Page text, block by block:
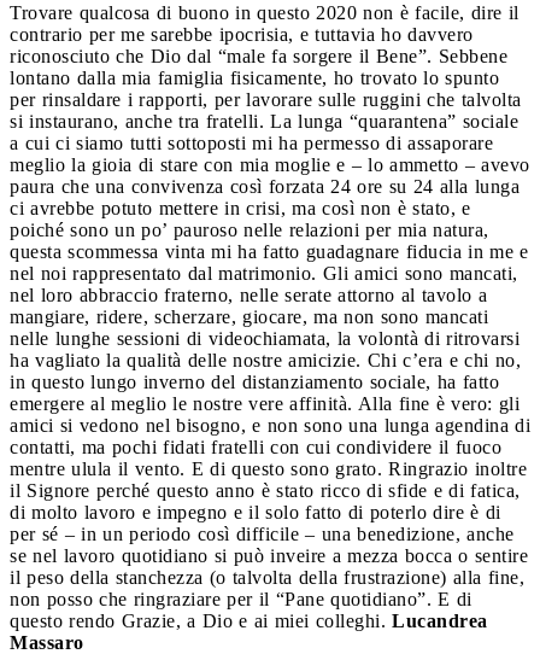
Trovare qualcosa di buono in questo 2020 non è facile, dire il
contrario per me sarebbe ipocrisia, e tuttavia ho davvero
riconosciuto che Dio dal “male fa sorgere il Bene”. Sebbene
lontano dalla mia famiglia fisicamente, ho trovato lo spunto
per rinsaldare i rapporti, per lavorare sulle ruggini che talvolta
si instaurano, anche tra fratelli. La lunga “quarantena” sociale
a cui ci siamo tutti sottoposti mi ha permesso di assaporare
meglio la gioia di stare con mia moglie e – lo ammetto – avevo
paura che una convivenza così forzata 24 ore su 24 alla lunga
ci avrebbe potuto mettere in crisi, ma così non è stato, e
poiché sono un po’ pauroso nelle relazioni per mia natura,
questa scommessa vinta mi ha fatto guadagnare fiducia in me e
nel noi rappresentato dal matrimonio. Gli amici sono mancati,
nel loro abbraccio fraterno, nelle serate attorno al tavolo a
mangiare, ridere, scherzare, giocare, ma non sono mancati
nelle lunghe sessioni di videochiamata, la volontà di ritrovarsi
ha vagliato la qualità delle nostre amicizie. Chi c’era e chi no,
in questo lungo inverno del distanziamento sociale, ha fatto
emergere al meglio le nostre vere affinità. Alla fine è vero: gli
amici si vedono nel bisogno, e non sono una lunga agendina di
contatti, ma pochi fidati fratelli con cui condividere il fuoco
mentre ulula il vento. E di questo sono grato. Ringrazio inoltre
il Signore perché questo anno è stato ricco di sfide e di fatica,
di molto lavoro e impegno e il solo fatto di poterlo dire è di
per sé – in un periodo così difficile – una benedizione, anche
se nel lavoro quotidiano si può inveire a mezza bocca o sentire
il peso della stanchezza (o talvolta della frustrazione) alla fine,
non posso che ringraziare per il “Pane quotidiano”. E di
questo rendo Grazie, a Dio e ai miei colleghi. Lucandrea
Massaro